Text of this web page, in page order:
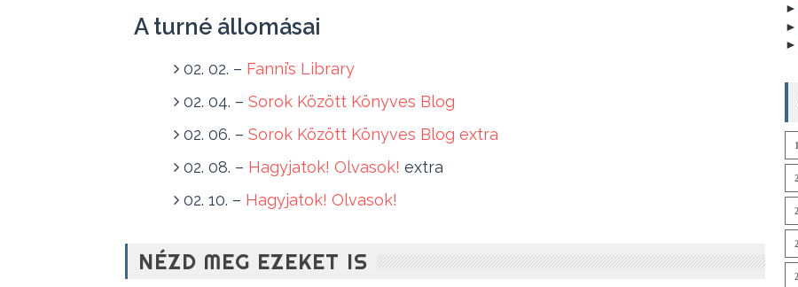
A turné állomásai
02. 02. – Fanni’s Library
02. 04. – Sorok Között Könyves Blog
02. 06. – Sorok Között Könyves Blog extra
02. 08. – Hagyjatok! Olvasok! extra
02. 10. – Hagyjatok! Olvasok!
NÉZD MEG EZEKET IS
►
►
►